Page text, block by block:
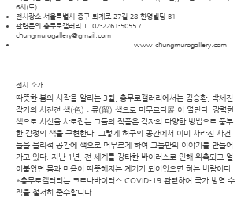
6시(토)
전시장소 서울특별시 중구 퇴계로 27길 28 한영빌딩 B1
관련문의 충무로갤러리 T. 02-2261-5055 /
chungmurogallery@gmail.com
www.chungmurogallery.com
전시 소개
따뜻한 봄의 시작을 알리는 3월, 충무로갤러리에서는 김승환, 박세진
작가의 사진전 색(色)ː류(留) 색으로 머무르다展 이 열린다. 강력한
색으로 시선을 사로잡는 그들의 작품은 각자의 다양한 방법으로 풍부
한 감정의 색을 구현한다. 그렇게 허구의 공간에서 이미 사라진 사건
들을 물리적 공간에 색으로 머무르게 하여 그들만의 이야기를 만들어
가고 있다. 지난 1년, 전 세계를 강타한 바이러스로 인해 위축되고 얼
어붙었던 몸과 마음이 따뜻해지는 계기가 되어있으면 하는 바람이다.
*충무로갤러리는 코로나바이러스 COVID-19 관련하여 국가 방역 수
칙을 철저히 준수합니다